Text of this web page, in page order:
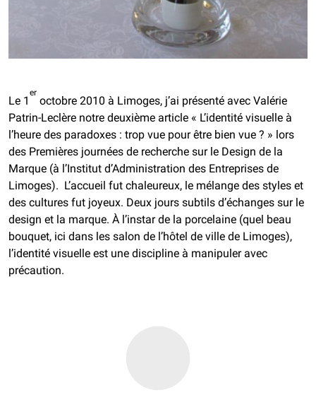
Le 1
er
octobre 2010 à Limoges, j’ai présenté avec Valérie
Patrin-Leclère notre deuxième article « L’identité visuelle à
l’heure des paradoxes : trop vue pour être bien vue ? » lors
des Premières journées de recherche sur le Design de la
Marque (à l’Institut d’Administration des Entreprises de
Limoges). L’accueil fut chaleureux, le mélange des styles et
des cultures fut joyeux. Deux jours subtils d’échanges sur le
design et la marque. À l’instar de la porcelaine (quel beau
bouquet, ici dans les salon de l’hôtel de ville de Limoges),
l’identité visuelle est une discipline à manipuler avec
précaution.